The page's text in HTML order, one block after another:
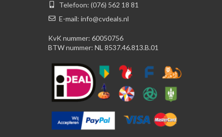
Telefoon: (076) 562 18 81
E-mail: info@cvdeals.nl
KvK nummer: 60050756
BTW nummer: NL 8537.46.813.B.01